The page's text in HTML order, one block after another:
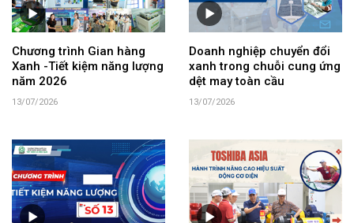
Chương trình Gian hàng
Xanh -Tiết kiệm năng lượng
năm 2026
13/07/2026
Doanh nghiệp chuyển đổi
xanh trong chuỗi cung ứng
dệt may toàn cầu
13/07/2026